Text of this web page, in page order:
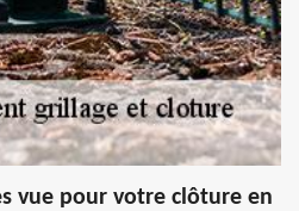
vue pour votre clôture en